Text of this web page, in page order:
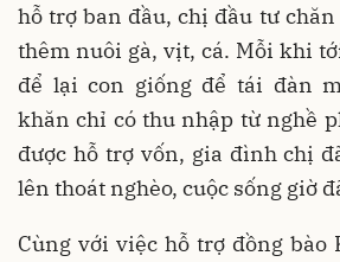
hỗ trợ ban đầu, chị đầu tư
thêm nuôi gà, vịt, cá. Mỗi khi
để lại con giống để tái đàn
khăn chỉ có thu nhập từ nghề
được hỗ trợ vốn, gia đình chị
lên thoát nghèo, cuộc sống giờ
Cùng với việc hỗ trợ đồng bào